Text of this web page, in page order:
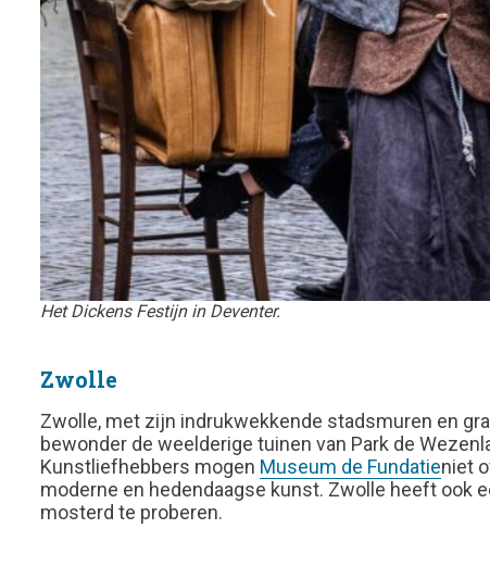
Het Dickens Festijn in Deventer.
Zwolle
Zwolle, met zijn indrukwekkende stadsmuren en
bewonder de weelderige tuinen van Park de
Kunstliefhebbers mogen Museum de Fundatieniet
moderne en hedendaagse kunst. Zwolle heeft ook
mosterd te proberen.